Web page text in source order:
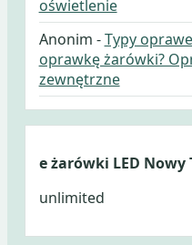
oświetlenie
Anonim -Typy
oprawkę żarówki?
zewnętrzne
e żarówki LED Nowy
unlimited